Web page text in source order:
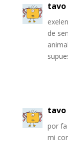
tavo
de
tavo
por
mi